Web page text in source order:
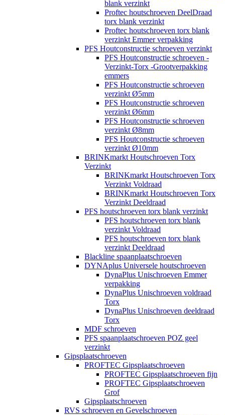
blank verzinkt
Proftec houtschroeven DeelDraad
torx blank verzinkt
Proftec houtschroeven torx blank
verzinkt Emmer verpakking
PFS Houtconstructie schroeven verzinkt
PFS Houtconstructie schroeven -
Verzinkt-Torx -Grootverpakking
emmers
PFS Houtconstructie schroeven
verzinkt Ø5mm
PFS Houtconstructie schroeven
verzinkt Ø6mm
PFS Houtconstructie schroeven
verzinkt Ø8mm
PFS Houtconstructie schroeven
verzinkt Ø10mm
BRINKmarkt Houtschroeven Torx
Verzinkt
BRINKmarkt Houtschroeven Torx
Verzinkt Voldraad
BRINKmarkt Houtschroeven Torx
Verzinkt Deeldraad
PFS houtschroeven torx blank verzinkt
PFS houtschroeven torx blank
verzinkt Voldraad
PFS houtschroeven torx blank
verzinkt Deeldraad
Blackline spaanplaatschroeven
DYNAplus Universele houtschroeven
DynaPlus Unischroeven Emmer
verpakking
DynaPlus Unischroeven voldraad
Torx
DynaPlus Unischroeven deeldraad
Torx
MDF schroeven
PFS spaanplaatschroeven POZ geel
verzinkt
Gipsplaatschroeven
PROFTEC Gipsplaatschroeven
PROFTEC Gipsplaatschroeven fijn
PROFTEC Gipsplaatschroeven
Grof
Gipsplaatschroeven
RVS schroeven en Gevelschroeven